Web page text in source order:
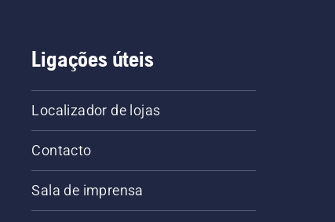
Ligações úteis
Localizador de lojas
Contacto
Sala de imprensa